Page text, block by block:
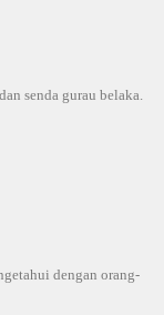
senda gurau belaka.
dengan orang-